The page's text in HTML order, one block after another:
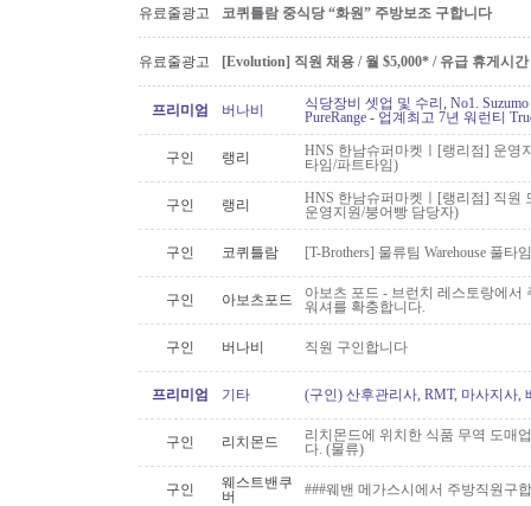
유료줄광고 코퀴틀람 중식당 “화원” 주방보조 구합니다
유료줄광고 [Evolution] 직원 채용 / 월 $5,000* / 유급 휴게시
프리미엄 버나비
식당장비 셋업 및 수리, No1.
PureRange - 업계최고 7년 워런티
구인 랭리
HNS 한남슈퍼마켓ㅣ[랭리점] 운영
타임/파트타임)
구인 랭리
HNS 한남슈퍼마켓ㅣ[랭리점] 직원
운영지원/붕어빵 담당자)
구인 코퀴틀람 [T-Brothers] 물류팀 Warehouse 풀타
구인 아보츠포드
아보츠 포드 - 브런치 레스토랑에서
워셔를 확충합니다.
구인 버나비 직원 구인합니다
프리미엄 기타 (구인) 산후관리사, RMT, 마사지사,
구인 리치몬드
리치몬드에 위치한 식품 무역 도매
다. (물류)
구인
웨스트밴쿠
버
###웨밴 메가스시에서 주방직원구